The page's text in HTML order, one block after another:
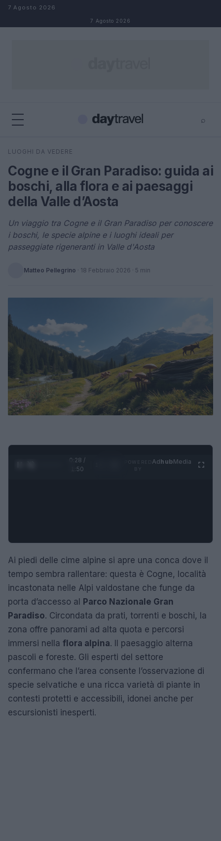
Salta al contenuto
7 Agosto 2026
7 Agosto 2026
⌕
Cerca
LUOGHI DA VEDERE
Cogne e il Gran Paradiso: guida ai
boschi, alla flora e ai paesaggi
della Valle d’Aosta
Un viaggio tra Cogne e il Gran Paradiso per conoscere
i boschi, le specie alpine e i luoghi ideali per
passeggiate rigeneranti in Valle d'Aosta
Matteo Pellegrino · 18 Febbraio 2026 · 5 min
0:29 /
1:50
AdhubMedia
Ai piedi delle cime alpine si apre una conca dove il
tempo sembra rallentare: questa è Cogne, località
incastonata nelle Alpi valdostane che funge da
porta d’accesso al Parco Nazionale Gran
Paradiso. Circondata da prati, torrenti e boschi, la
zona offre panorami ad alta quota e percorsi
immersi nella flora alpina. Il paesaggio alterna
pascoli e foreste. Gli esperti del settore
confermano che l’area consente l’osservazione di
specie selvatiche e una ricca varietà di piante in
contesti protetti e accessibili, idonei anche per
escursionisti inesperti.